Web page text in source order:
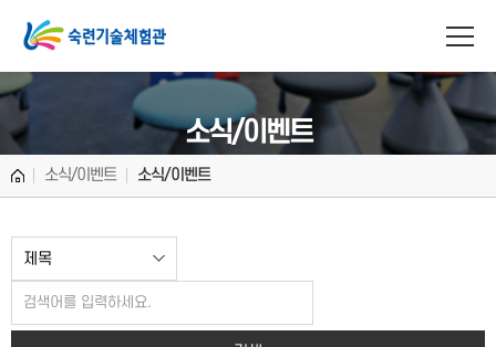
소식/이벤트
소식/이벤트 소식/이벤트